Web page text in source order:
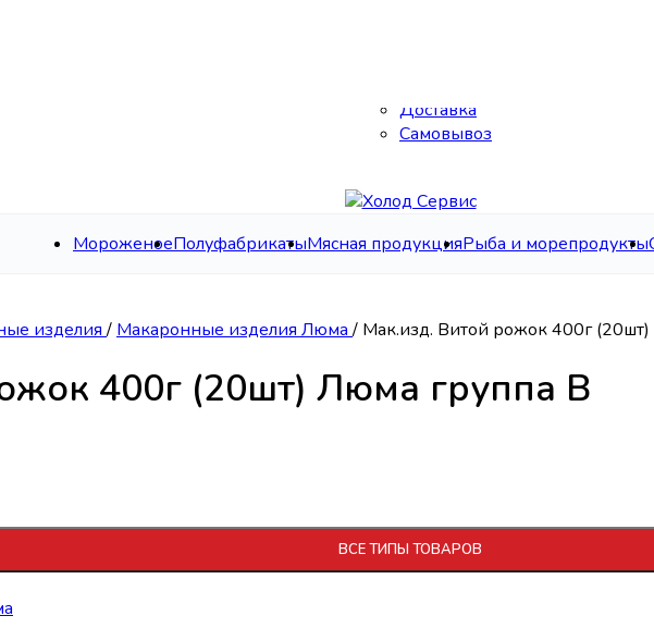
Доставка
Самовывоз
МороженоеПолуфабрикатыМясная продукцияРыба и морепродукты
изделия/ Макаронные изделия Люма/ Мак.изд. Витой рожок 400г
400г (20шт) Люма группа В
400г (20шт) Люма группа В
ВСЕ ТИПЫ ТОВАРОВ